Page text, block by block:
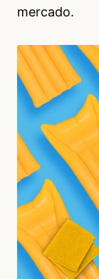
mercado.